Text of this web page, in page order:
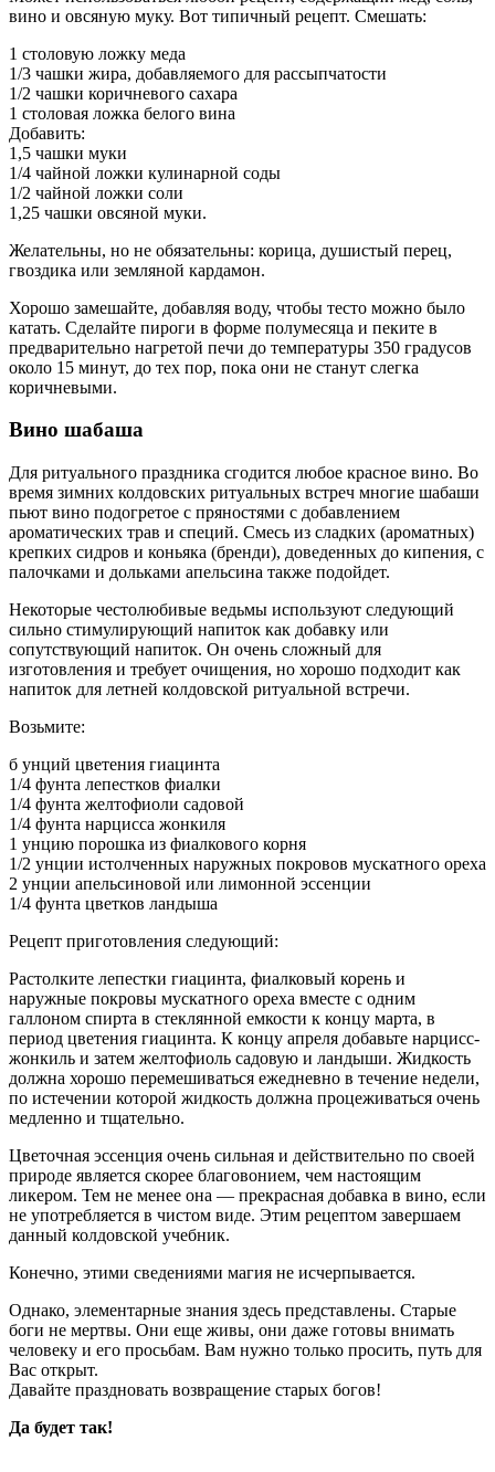
вино и овсяную муку. Вот типичный рецепт. Смешать:
1 столовую ложку меда
1/3 чашки жира, добавляемого для рассыпчатости
1/2 чашки коричневого сахара
1 столовая ложка белого вина
Добавить:
1,5 чашки муки
1/4 чайной ложки кулинарной соды
1/2 чайной ложки соли
1,25 чашки овсяной муки.
Желательны, но не обязательны: корица, душистый перец,
гвоздика или земляной кардамон.
Хорошо замешайте, добавляя воду, чтобы тесто можно было
катать. Сделайте пироги в форме полумесяца и пеките в
предварительно нагретой печи до температуры 350 градусов
около 15 минут, до тех пор, пока они не станут слегка
коричневыми.
Вино шабаша
Для ритуального праздника сгодится любое красное вино. Во
время зимних колдовских ритуальных встреч многие шабаши
пьют вино подогретое с пряностями с добавлением
ароматических трав и специй. Смесь из сладких (ароматных)
крепких сидров и коньяка (бренди), доведенных до кипения, с
палочками и дольками апельсина также подойдет.
Некоторые честолюбивые ведьмы используют следующий
сильно стимулирующий напиток как добавку или
сопутствующий напиток. Он очень сложный для
изготовления и требует очищения, но хорошо подходит как
напиток для летней колдовской ритуальной встречи.
Возьмите:
б унций цветения гиацинта
1/4 фунта лепестков фиалки
1/4 фунта желтофиоли садовой
1/4 фунта нарцисса жонкиля
1 унцию порошка из фиалкового корня
1/2 унции истолченных наружных покровов мускатного ореха
2 унции апельсиновой или лимонной эссенции
1/4 фунта цветков ландыша
Рецепт приготовления следующий:
Растолките лепестки гиацинта, фиалковый корень и
наружные покровы мускатного ореха вместе с одним
галлоном спирта в стеклянной емкости к концу марта, в
период цветения гиацинта. К концу апреля добавьте нарцисс-
жонкиль и затем желтофиоль садовую и ландыши. Жидкость
должна хорошо перемешиваться ежедневно в течение недели,
по истечении которой жидкость должна процеживаться очень
медленно и тщательно.
Цветочная эссенция очень сильная и действительно по своей
природе является скорее благовонием, чем настоящим
ликером. Тем не менее она — прекрасная добавка в вино, если
не употребляется в чистом виде. Этим рецептом завершаем
данный колдовской учебник.
Конечно, этими сведениями магия не исчерпывается.
Однако, элементарные знания здесь представлены. Старые
боги не мертвы. Они еще живы, они даже готовы внимать
человеку и его просьбам. Вам нужно только просить, путь для
Вас открыт.
Давайте праздновать возвращение старых богов!
Да будет так!